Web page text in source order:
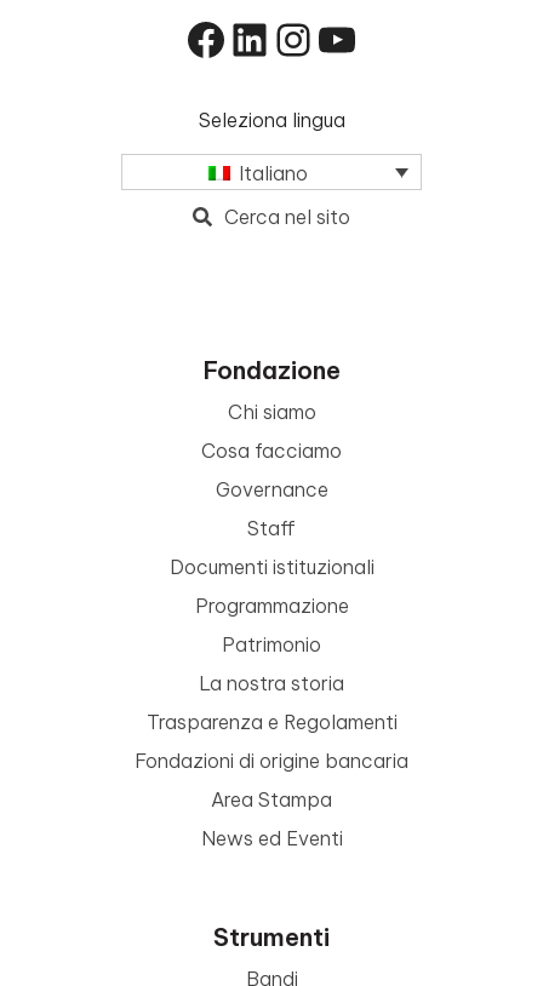
Facebook
LinkedIn
Instagram
YouTube
Seleziona lingua
Italiano
Cerca nel sito
Fondazione
Chi siamo
Cosa facciamo
Governance
Staff
Documenti istituzionali
Programmazione
Patrimonio
La nostra storia
Trasparenza e Regolamenti
Fondazioni di origine bancaria
Area Stampa
News ed Eventi
Strumenti
Bandi